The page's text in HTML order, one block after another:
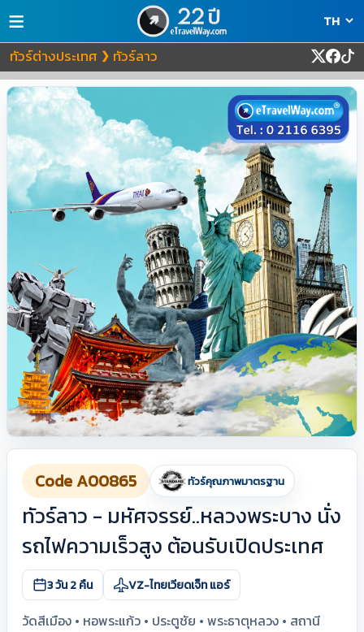
≡
ทัวร์ต่างประเทศ ❯ ทัวร์ลาว
Code A00865 ทัวร์คุณภาพมาตรฐาน
ทัวร์ลาว - มหัศจรรย์..หลวงพระบาง นั่ง
รถไฟความเร็วสูง ต้อนรับเปิดประเทศ
3 วัน 2 คืน VZ-ไทยเวียดเจ็ท แอร์
วัดสีเมือง • หอพระแก้ว • ประตูชัย • พระธาตุหลวง • สถานี